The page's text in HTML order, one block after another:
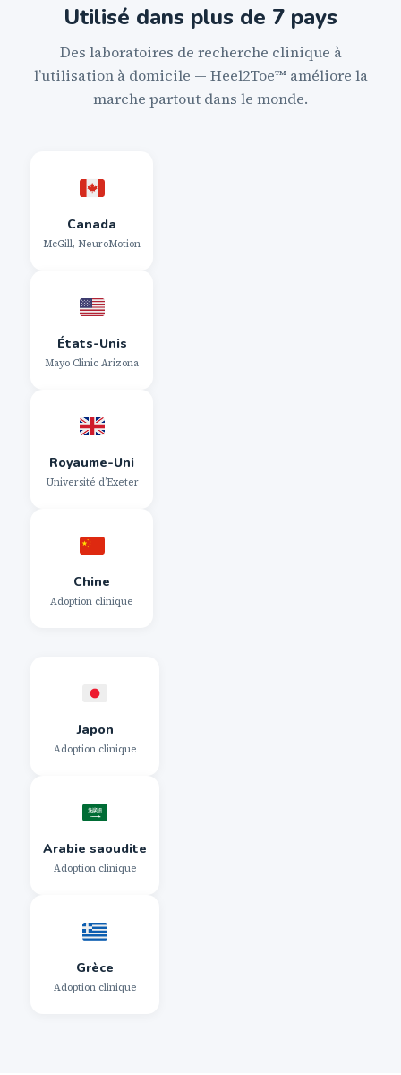
Utilisé dans plus de 7 pays
Des laboratoires de recherche clinique à
l’utilisation à domicile — Heel2Toe™ améliore la
marche partout dans le monde.
Canada
McGill, NeuroMotion
États-Unis
Mayo Clinic Arizona
Royaume-Uni
Université d’Exeter
Chine
Adoption clinique
Japon
Adoption clinique
Arabie saoudite
Adoption clinique
Grèce
Adoption clinique